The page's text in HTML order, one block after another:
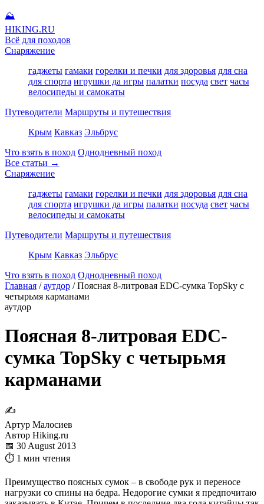
⛰
HIKING.RU
Всё для походов
Снаряжение
гаджеты гамаки горелки и печки для здоровья для сна
для спорта игрушки да игры палатки посуда свет часы
велосипеды и самокаты
Путеводители Маршруты и путешествия
Крым Кавказ Эльбрус
Что взять в поход Однодневный поход
Все статьи →
Снаряжение
гаджеты гамаки горелки и печки для здоровья для сна
для спорта игрушки да игры палатки посуда свет часы
велосипеды и самокаты
Путеводители Маршруты и путешествия
Крым Кавказ Эльбрус
Что взять в поход Однодневный поход
Главная / аутдор / Поясная 8-литровая EDC-сумка TopSky с
четырьмя карманами
аутдор
Поясная 8-литровая EDC-
сумка TopSky с четырьмя
карманами
✍
Артур Малосиев
Автор Hiking.ru
📅 30 August 2013
⏱ 1 мин чтения
Преимущество поясных сумок – в свободе рук и переносе
нагрузки со спины на бедра. Недорогие сумки я предпочитаю